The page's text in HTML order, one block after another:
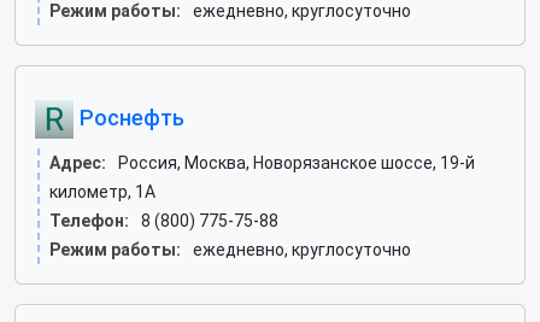
Режим работы:
ежедневно, круглосуточно
Роснефть
Адрес:
Россия, Москва, Новорязанское шоссе, 19-й
километр, 1А
Телефон:
8 (800) 775-75-88
Режим работы:
ежедневно, круглосуточно